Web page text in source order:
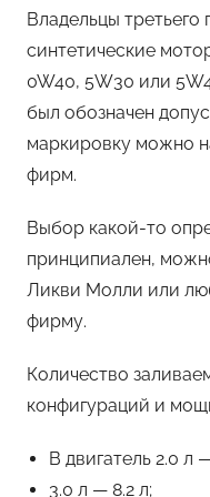
Владельцы третьего
синтетические
0W40, 5W30 или
был обозначен
маркировку можно
фирм.
Выбор какой-то
принципиален,
Ликви Молли или
фирму.
Количество
конфигураций и
В двигатель 2.0 л
3.0 л — 8.2 л;